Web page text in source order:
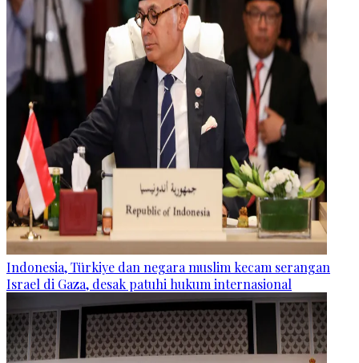
Indonesia, Türkiye dan negara muslim kecam serangan
Israel di Gaza, desak patuhi hukum internasional